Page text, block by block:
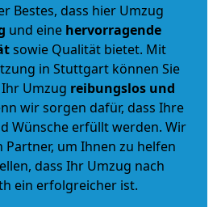
Bestes, dass hier Umzug
und eine hervorragende
sowie Qualität bietet. Mit
in Stuttgart können Sie
Umzug reibungslos und
wir sorgen dafür, dass Ihre
Wünsche erfüllt werden. Wir
Partner, um Ihnen zu helfen
dass Ihr Umzug nach
ein erfolgreicher ist.